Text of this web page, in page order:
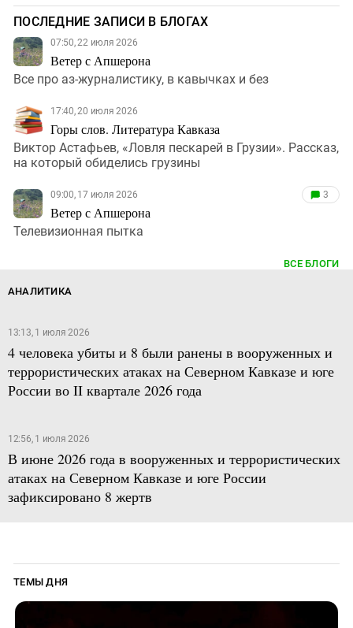
ПОСЛЕДНИЕ ЗАПИСИ В БЛОГАХ
07:50, 22 июля 2026
Ветер с Апшерона
Все про аз-журналистику, в кавычках и без
17:40, 20 июля 2026
Горы слов. Литература Кавказа
Виктор Астафьев, «Ловля пескарей в Грузии». Рассказ,
на который обиделись грузины
09:00, 17 июля 2026
Ветер с Апшерона
3
Телевизионная пытка
ВСЕ БЛОГИ
АНАЛИТИКА
13:13, 1 июля 2026
4 человека убиты и 8 были ранены в вооруженных и
террористических атаках на Северном Кавказе и юге
России во II квартале 2026 года
12:56, 1 июля 2026
В июне 2026 года в вооруженных и террористических
атаках на Северном Кавказе и юге России
зафиксировано 8 жертв
ТЕМЫ ДНЯ